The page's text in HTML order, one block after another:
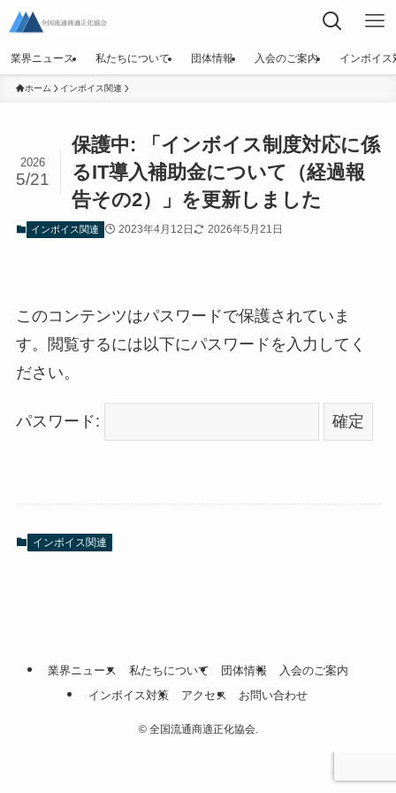
業界ニュース 私たちについて 団体情報 入会のご案内 インボイス
ホーム インボイス関連
保護中: 「インボイス制度対応に係
るIT導入補助金について（経過報
告その2）」を更新しました
2026
5/21
インボイス関連 2023年4月12日 2026年5月21日
このコンテンツはパスワードで保護されていま
す。閲覧するには以下にパスワードを入力してく
ださい。
パスワード:
インボイス関連
業界ニュース 私たちについて 団体情報
入会のご案内
インボイス対策
アクセス お問い合わせ
©全国流通商適正化協会.